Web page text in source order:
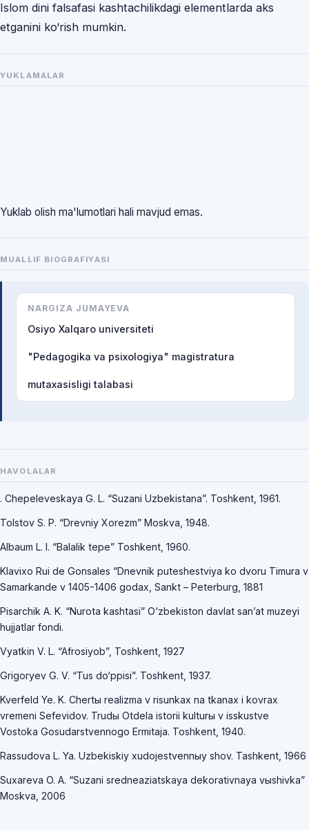
Islom dini falsafasi kashtachilikdagi elementlarda aks
etganini ko‘rish mumkin.
YUKLAMALAR
Yuklab olish ma'lumotlari hali mavjud emas.
MUALLIF BIOGRAFIYASI
NARGIZA JUMAYEVA
Osiyo Xalqaro universiteti
"Pedagogika va psixologiya" magistratura
mutaxasisligi talabasi
HAVOLALAR
. Chepeleveskaya G. L. “Suzani Uzbekistana”. Toshkent, 1961.
Tolstov S. P. “Drevniy Xorezm” Moskva, 1948.
Albaum L. I. “Balalik tepe” Toshkent, 1960.
Klavixo Rui de Gonsales “Dnevnik puteshestviya ko dvoru Timura v
Samarkande v 1405-1406 godax, Sankt – Peterburg, 1881
Pisarchik A. K. “Nurota kashtasi” O‘zbekiston davlat san’at muzeyi
hujjatlar fondi.
Vyatkin V. L. “Afrosiyob”, Toshkent, 1927
Grigoryev G. V. “Tus do‘ppisi”. Toshkent, 1937.
Kverfeld Ye. K. Chertы realizma v risunkax na tkanax i kovrax
vremeni Sefevidov. Trudы Otdela istorii kulturы v isskustve
Vostoka Gosudarstvennogo Ermitaja. Toshkent, 1940.
Rassudova L. Ya. Uzbekiskiy xudojestvennыy shov. Tashkent, 1966
Suxareva O. A. “Suzani sredneaziatskaya dekorativnaya vыshivka”
Moskva, 2006